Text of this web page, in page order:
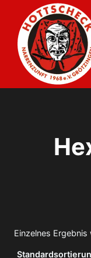
Inhalt
springen
Einzelnes